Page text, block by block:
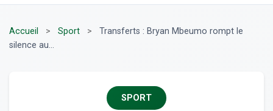
Accueil > Sport >
Transferts : Bryan Mbeumo rompt le
silence au...
SPORT